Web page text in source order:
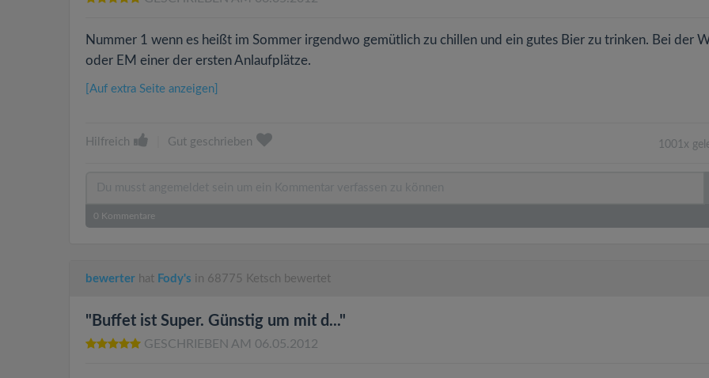
Nummer 1 wenn es heißt im Sommer irgendwo gemütlich zu chillen und ein gutes Bier zu trinken. Bei der
oder EM einer der ersten Anlaufplätze.
[Auf extra Seite anzeigen]
Hilfreich Gut geschrieben 1001x
0 Kommentare
bewerter hat Fody's in 68775 Ketsch bewertet
"Buffet ist Super. Günstig um mit d..."
GESCHRIEBEN AM 06.05.2012